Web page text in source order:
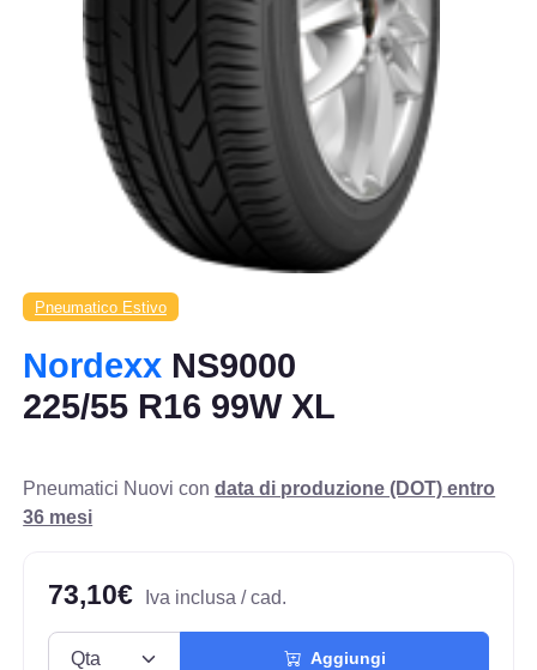
Pneumatico Estivo
Nordexx NS9000
225/55 R16 99W XL
Pneumatici Nuovi condata di produzione (DOT) entro
36 mesi
73,10€ Iva inclusa / cad.
Aggiungi